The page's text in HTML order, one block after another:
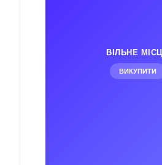
ВІЛЬНЕ
ВИКУПИТИ